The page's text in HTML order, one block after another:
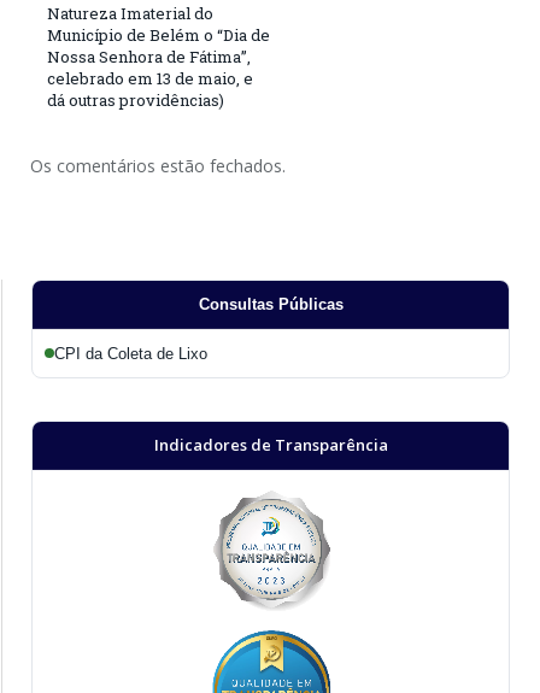
Natureza Imaterial do
Município de Belém o “Dia de
Nossa Senhora de Fátima”,
celebrado em 13 de maio, e
dá outras providências)
Os comentários estão fechados.
Consultas Públicas
CPI da Coleta de Lixo
Indicadores de Transparência